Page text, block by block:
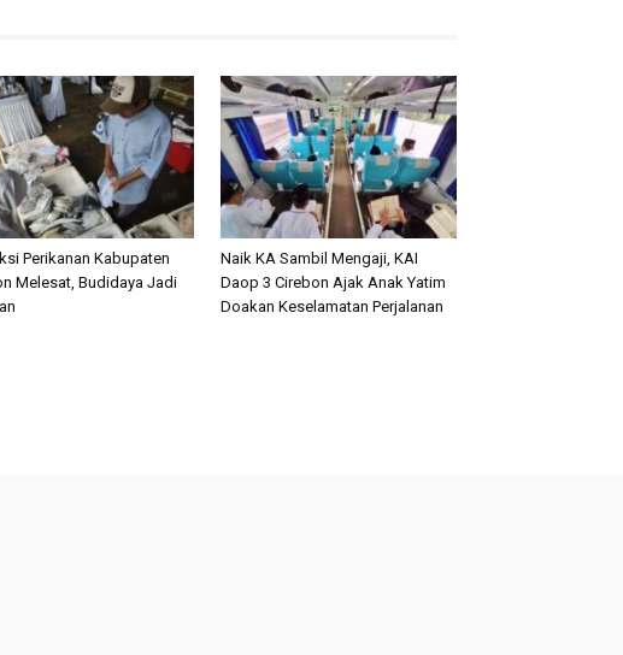
Perikanan Kabupaten
Melesat, Budidaya Jadi
Naik KA Sambil Mengaji, KAI
Daop 3 Cirebon Ajak Anak Yatim
Doakan Keselamatan Perjalanan